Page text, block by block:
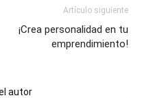
Artículo siguiente
¡Crea personalidad en tu
emprendimiento!
autor